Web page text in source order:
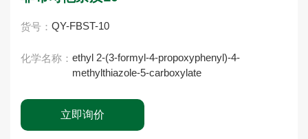
货号： QY-FBST-10
化学名称： ethyl 2-(3-formyl-4-propoxyphenyl)-4-
methylthiazole-5-carboxylate
立即询价